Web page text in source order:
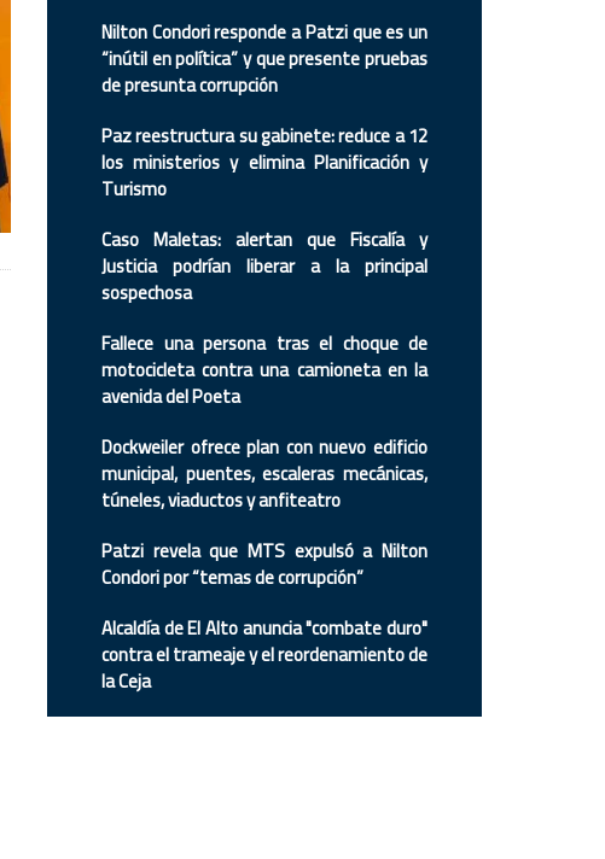
Nilton Condori responde a Patzi que es un
“inútil en política” y que presente pruebas
de presunta corrupción
Paz reestructura su gabinete: reduce a 12
los ministerios y elimina Planificación y
Turismo
Caso Maletas: alertan que Fiscalía y
Justicia podrían liberar a la principal
sospechosa
Fallece una persona tras el choque de
motocicleta contra una camioneta en la
avenida del Poeta
Dockweiler ofrece plan con nuevo edificio
municipal, puentes, escaleras mecánicas,
túneles, viaductos y anfiteatro
Patzi revela que MTS expulsó a Nilton
Condori por “temas de corrupción”
Alcaldía de El Alto anuncia "combate duro"
contra el trameaje y el reordenamiento de
la Ceja